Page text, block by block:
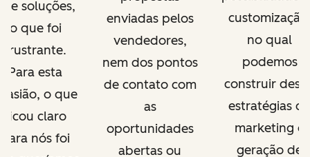
soluções,
o que foi
frustrante.
Para esta
o que
ficou claro
para nós foi
enviadas pelos
vendedores,
nem dos pontos
de contato com
as
oportunidades
abertas ou
no qual
podemos
construir
estratégias de
marketing e
geração de